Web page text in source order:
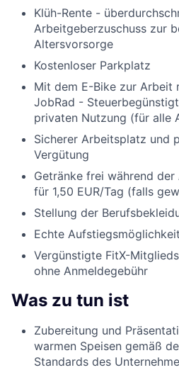
Klüh-Rente -
Arbeitgeberzuschuss zur
Altersvorsorge
Kostenloser Parkplatz
Mit dem E-Bike zur Arbeit
JobRad -
privaten Nutzung (für alle
Sicherer Arbeitsplatz und
Vergütung
Getränke frei während
für 1,50 EUR/Tag (falls
Stellung der
Echte
Vergünstigte FitX-
ohne Anmeldegebühr
Was zu tun ist
Zubereitung und
warmen Speisen gemäß
Standards des